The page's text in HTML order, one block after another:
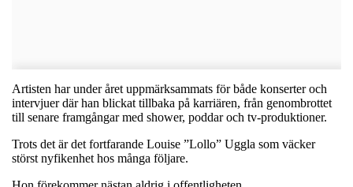
Artisten har under året uppmärksammats för både konserter och
intervjuer där han blickat tillbaka på karriären, från genombrottet
till senare framgångar med shower, poddar och tv-produktioner.
Trots det är det fortfarande Louise ”Lollo” Uggla som väcker
störst nyfikenhet hos många följare.